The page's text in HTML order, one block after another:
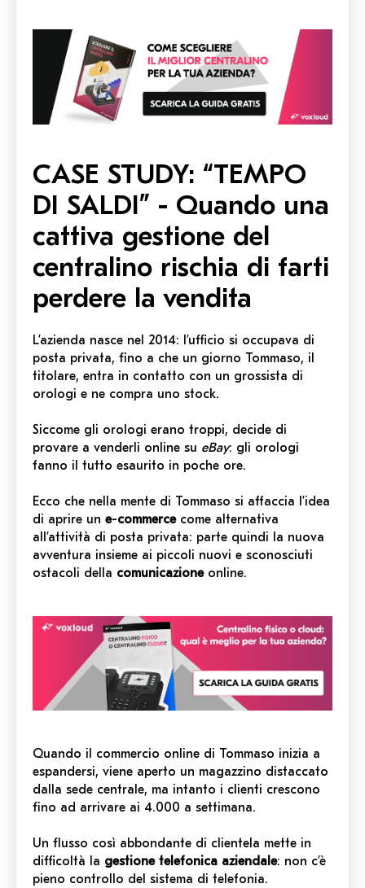
CASE STUDY: “TEMPO
DI SALDI” - Quando una
cattiva gestione del
centralino rischia di farti
perdere la vendita
L’azienda nasce nel 2014: l’ufficio si occupava di
posta privata, fino a che un giorno Tommaso, il
titolare, entra in contatto con un grossista di
orologi e ne compra uno stock.
Siccome gli orologi erano troppi, decide di
provare a venderli online su eBay: gli orologi
fanno il tutto esaurito in poche ore.
Ecco che nella mente di Tommaso si affaccia l’idea
di aprire un e-commercecome alternativa
all’attività di posta privata: parte quindi la nuova
avventura insieme ai piccoli nuovi e sconosciuti
ostacoli della comunicazioneonline.
Quando il commercio online di Tommaso inizia a
espandersi, viene aperto un magazzino distaccato
dalla sede centrale, ma intanto i clienti crescono
fino ad arrivare ai 4.000 a settimana.
Un flusso così abbondante di clientela mette in
difficoltà la gestione telefonica aziendale: non c’è
pieno controllo del sistema di telefonia.